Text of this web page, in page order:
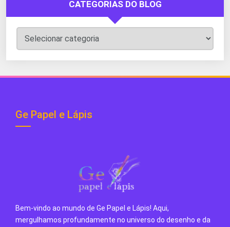
CATEGORIAS DO BLOG
Categorias
do
Blog
Ge Papel e Lápis
Bem-vindo ao mundo de Ge Papel e Lápis! Aqui,
mergulhamos profundamente no universo do desenho e da